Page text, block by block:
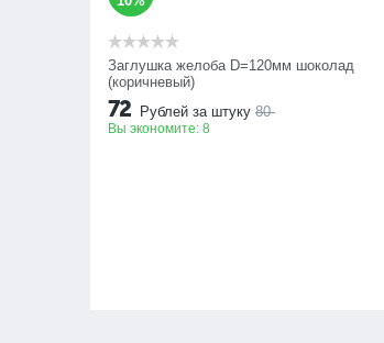
Заглушка желоба D=120мм шоколад
(коричневый)
72 Рублей за штуку 80
Вы экономите: 8